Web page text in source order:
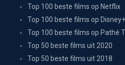
Top 100 beste films op Netflix
Top 100 beste films op Disney+
Top 100 beste films op Pathé
Top 50 beste films uit 2020
Top 50 beste films uit 2018